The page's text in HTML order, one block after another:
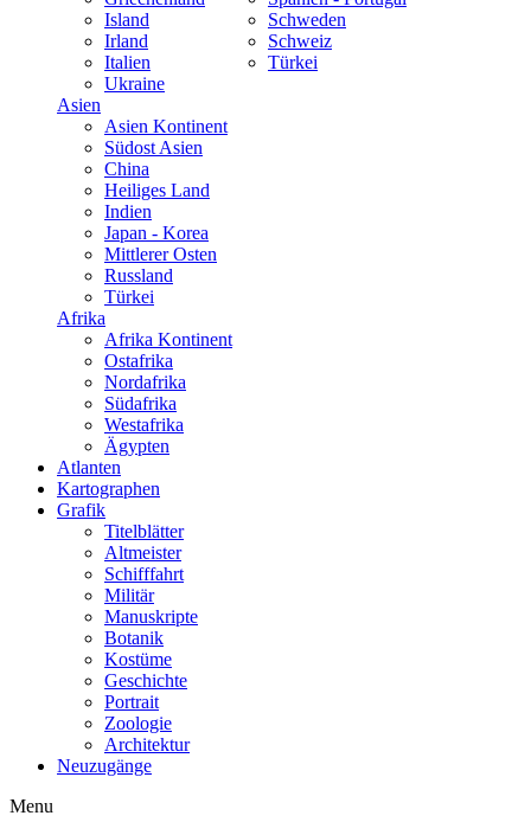
Island
Irland
Italien
Schweden
Schweiz
Türkei
Ukraine
Asien
Asien Kontinent
Südost Asien
China
Heiliges Land
Indien
Japan - Korea
Mittlerer Osten
Russland
Türkei
Afrika
Afrika Kontinent
Ostafrika
Nordafrika
Südafrika
Westafrika
Ägypten
Atlanten
Kartographen
Grafik
Titelblätter
Altmeister
Schifffahrt
Militär
Manuskripte
Botanik
Kostüme
Geschichte
Portrait
Zoologie
Architektur
Neuzugänge
Menu